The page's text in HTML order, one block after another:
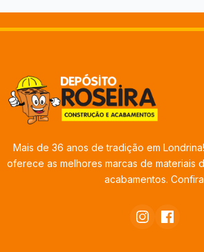
Mais de 36 anos de tradição em
oferece as melhores marcas de materiais
acabamentos.